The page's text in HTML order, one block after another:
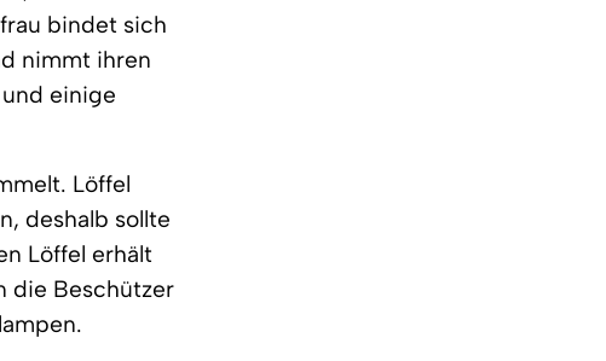
bindet sich
nimmt ihren
einige
Löffel
deshalb sollte
Löffel erhält
die Beschützer